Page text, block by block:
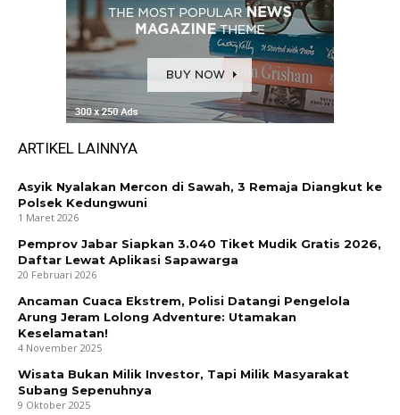
ARTIKEL LAINNYA
Asyik Nyalakan Mercon di Sawah, 3 Remaja Diangkut ke
Polsek Kedungwuni
1 Maret 2026
Pemprov Jabar Siapkan 3.040 Tiket Mudik Gratis 2026,
Daftar Lewat Aplikasi Sapawarga
20 Februari 2026
Ancaman Cuaca Ekstrem, Polisi Datangi Pengelola
Arung Jeram Lolong Adventure: Utamakan
Keselamatan!
4 November 2025
Wisata Bukan Milik Investor, Tapi Milik Masyarakat
Subang Sepenuhnya
9 Oktober 2025